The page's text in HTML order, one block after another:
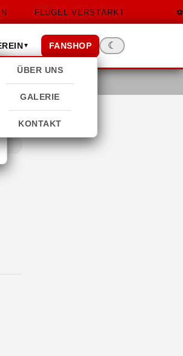
FLÜGEL VERSTÄRKT
▼
ÜBER UNS
GALERIE
KONTAKT
FANSHOP ☾